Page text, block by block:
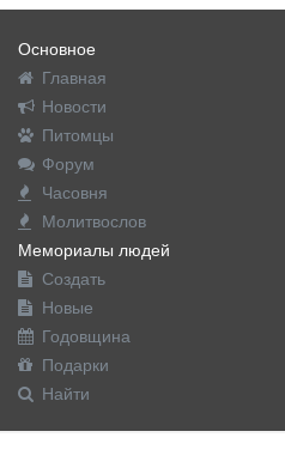
Основное
Главная
Новости
Питомцы
Форум
Часовня
Молитвослов
Мемориалы людей
Создать
Новые
Годовщина
Подарки
Найти